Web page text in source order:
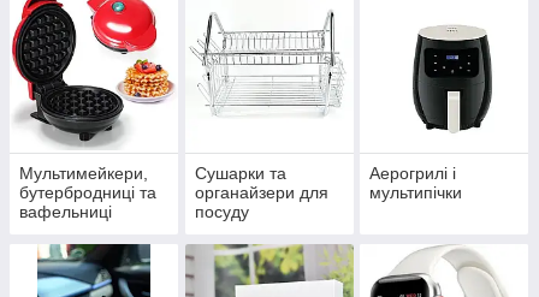
Мультимейкери,
бутербродниці та
вафельниці
Сушарки та
органайзери для
посуду
Аерогрилі і
мультипічки